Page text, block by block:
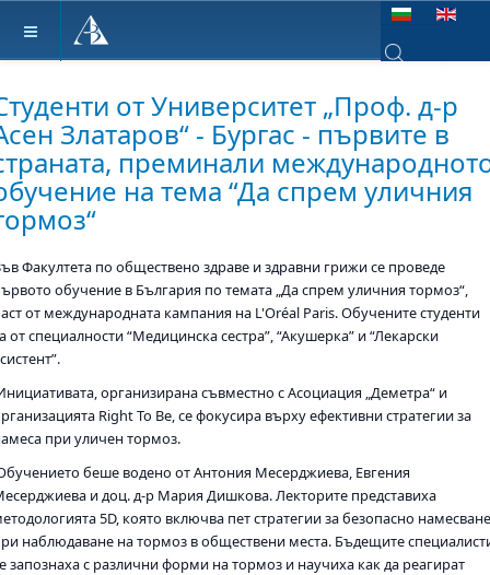
Изберете език
Type 2 or more
от Университет „Проф. д-р
Златаров“ - Бургас - първите в
преминали
на тема “Да спрем уличния
Факултета по обществено здраве и здравни грижи се проведе
обучение в България по темата „Да спрем уличния тормоз“,
от международната кампания на L'Oréal Paris. Обучените студенти
от специалности “Медицинска сестра”, “Акушерка” и “Лекарски
организирана съвместно с Асоциация „Деметра“ и
Right To Be, се фокусира върху ефективни стратегии за
при уличен тормоз.
беше водено от Антония Месерджиева, Евгения
и доц. д-р Мария Дишкова. Лекторите представиха
5D, която включва пет стратегии за безопасно
наблюдаване на тормоз в обществени места. Бъдещите
запознаха с различни форми на тормоз и научиха как да реагират